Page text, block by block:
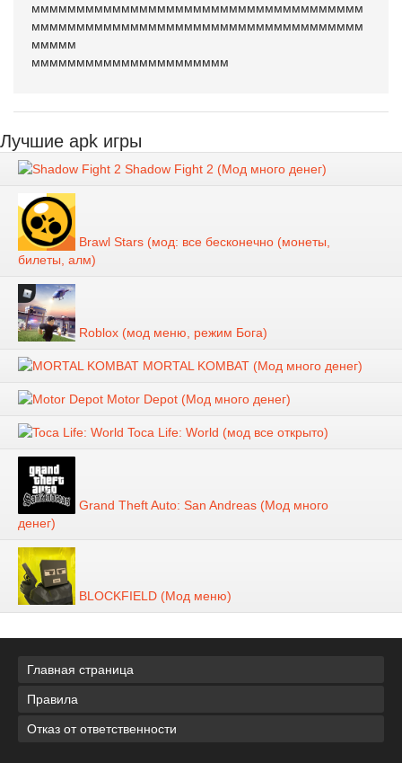
ммммммммммммммммммммммммммммммммммммм
ммммммммммммммммммммммммммммммммммммм
ммммм
мммммммммммммммммммммм
Лучшие apk игры
Shadow Fight 2 (Мод много денег)
Brawl Stars (мод: все бесконечно (монеты,
билеты, алм)
Roblox (мод меню, режим Бога)
MORTAL KOMBAT (Мод много денег)
Motor Depot (Мод много денег)
Toca Life: World (мод все открыто)
Grand Theft Auto: San Andreas (Мод много
денег)
BLOCKFIELD (Мод меню)
Главная страница
Правила
Отказ от ответственности